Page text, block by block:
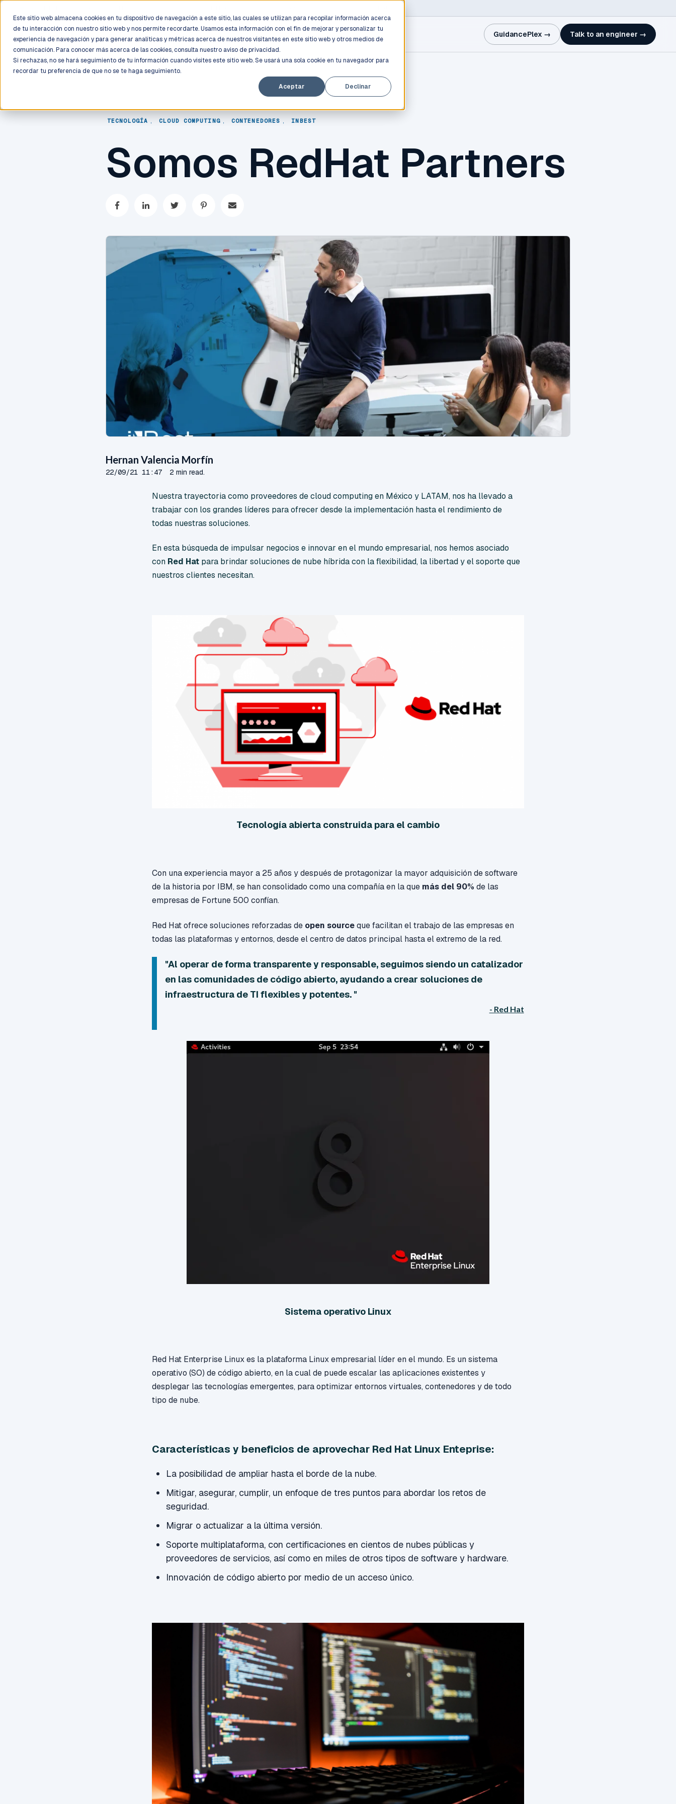
Este sitio web almacena cookies en tu dispositivo de navegación a este sitio, las cuales se utilizan para recopilar información acerca
de tu interacción con nuestro sitio web y nos permite recordarte. Usamos esta información con el fin de mejorar y personalizar tu
experiencia de navegación y para generar analíticas y métricas acerca de nuestros visitantes en este sitio web y otros medios de
comunicación. Para conocer más acerca de las cookies, consulta nuestro aviso de privacidad.
Si rechazas, no se hará seguimiento de tu información cuando visites este sitio web. Se usará una sola cookie en tu navegador para
recordar tu preferencia de que no se te haga seguimiento.
Aceptar
Declinar
Process GuidancePlex → Talk to an engineer →
TECNOLOGÍA CLOUD COMPUTING CONTENEDORES INBEST
Somos RedHat Partners
Hernan Valencia Morfín
22/09/21 11:47 2 min read.
Nuestra trayectoria como proveedores de cloud computing en México y LATAM, nos ha llevado a
trabajar con los grandes líderes para ofrecer desde la implementación hasta el rendimiento de
todas nuestras soluciones.
En esta búsqueda de impulsar negocios e innovar en el mundo empresarial, nos hemos asociado
con Red Hat para brindar soluciones de nube híbrida con la flexibilidad, la libertad y el soporte que
nuestros clientes necesitan.
Tecnología abierta construida para el cambio
Con una experiencia mayor a 25 años y después de protagonizar la mayor adquisición de software
de la historia por IBM, se han consolidado como una compañía en la que más del 90% de las
empresas de Fortune 500 confían.
Red Hat ofrece soluciones reforzadas de open sourceque facilitan el trabajo de las empresas en
todas las plataformas y entornos, desde el centro de datos principal hasta el extremo de la red.
"Al operar de forma transparente y responsable, seguimos siendo un catalizador
en las comunidades de código abierto, ayudando a crear soluciones de
infraestructura de TI flexibles y potentes. "
- Red Hat
Sistema operativo Linux
Red Hat Enterprise Linux es la plataforma Linux empresarial líder en el mundo. Es un sistema
operativo (SO) de código abierto, en la cual de puede escalar las aplicaciones existentes y
desplegar las tecnologías emergentes, para optimizar entornos virtuales, contenedores y de todo
tipo de nube.
Características y beneficios de aprovechar Red Hat Linux Enteprise:
La posibilidad de ampliar hasta el borde de la nube.
Mitigar, asegurar, cumplir, un enfoque de tres puntos para abordar los retos de
seguridad.
Migrar o actualizar a la última versión.
Soporte multiplataforma, con certificaciones en cientos de nubes públicas y
proveedores de servicios, así como en miles de otros tipos de software y hardware.
Innovación de código abierto por medio de un acceso único.